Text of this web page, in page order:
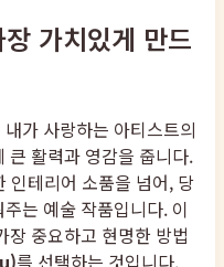
가치있게 만드
가 사랑하는 아티스트의
큰 활력과 영감을 줍니다.
인테리어 소품을 넘어, 당
는 예술 작품입니다. 이
장 중요하고 현명한 방법
를 선택하는 것입니다.